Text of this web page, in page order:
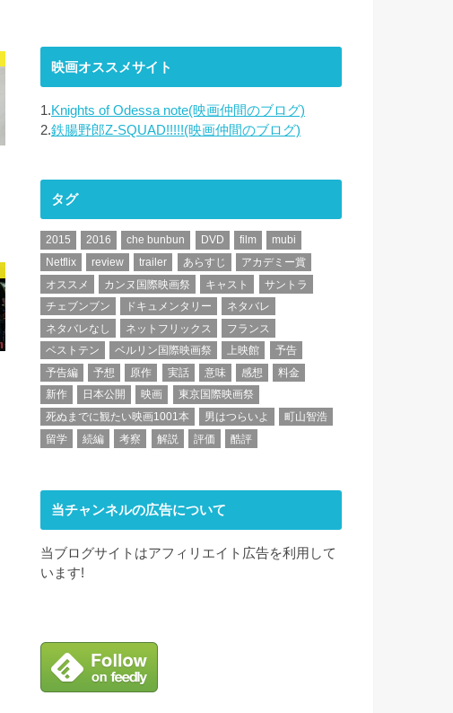
映画オススメサイト
1.Knights of Odessa note(映画仲間のブログ)
2.鉄腸野郎Z-SQUAD!!!!!(映画仲間のブログ)
タグ
2015 2016 che bunbun DVD film
mubi
Netflix
review trailer あらすじ
アカデミー賞
オススメ
カンヌ国際映画祭 キャスト
サントラ
チェブンブン
ドキュメンタリー
ネタバレ
ネタバレなし
ネットフリックス
フランス
ベストテン
ベルリン国際映画祭 上映館
予告
予告編
予想 原作 実話 意味 感想
料金
新作
日本公開 映画
東京国際映画祭
死ぬまでに観たい映画1001本
男はつらいよ
町山智浩
留学
続編 考察 解説 評価 酷評
当チャンネルの広告について
当ブログサイトはアフィリエイト広告を利用して
います!